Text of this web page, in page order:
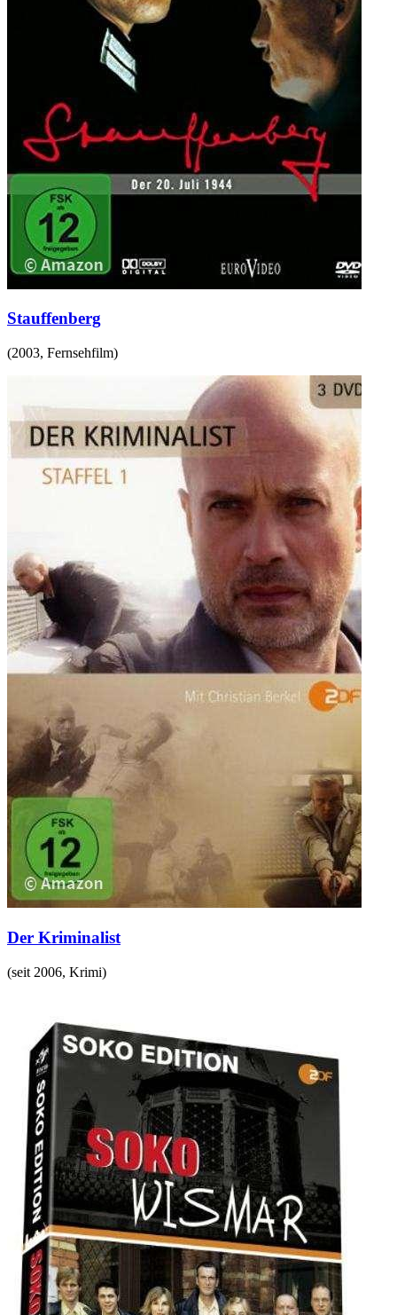
Stauffenberg
(2003, Fernsehfilm)
Der Kriminalist
(seit 2006, Krimi)